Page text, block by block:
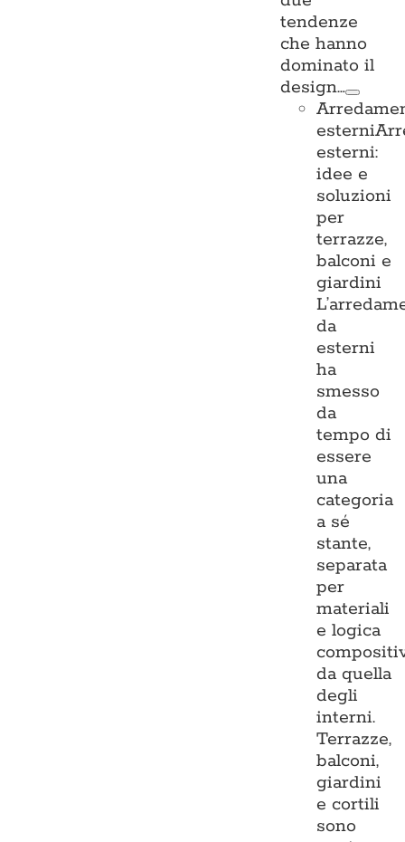
tendenze
che hanno
dominato il
design…
esterni
esterni:
idee e
soluzioni
per
terrazze,
balconi e
giardini
da
esterni
ha
smesso
da
tempo di
essere
una
categoria
a sé
stante,
separata
per
materiali
e logica
da quella
degli
interni.
Terrazze,
balconi,
giardini
e cortili
sono